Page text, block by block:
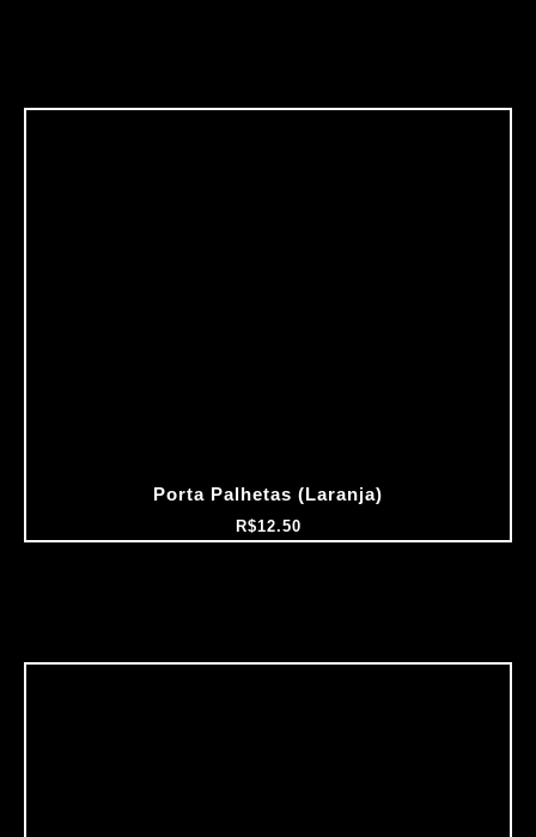
Porta Palhetas (Laranja)
R$12.50